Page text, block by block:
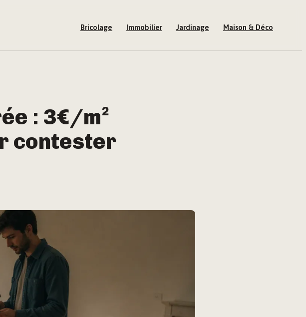
Bricolage Immobilier Jardinage Maison & Déco
: 3€/m²
contester